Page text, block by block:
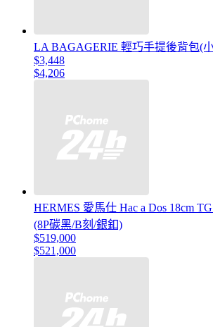
LA BAGAGERIE 輕巧手提後背包(
$3,448
$4,206
HERMES 愛馬仕 Hac a Dos 18cm
(8P碳黑/B刻/銀釦)
$519,000
$521,000